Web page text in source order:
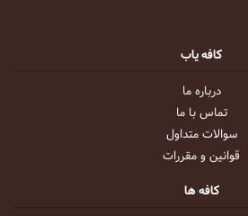
کافه یاب
درباره ما
تماس با ما
سوالات متداول
قوانین و مقررات
کافه ها